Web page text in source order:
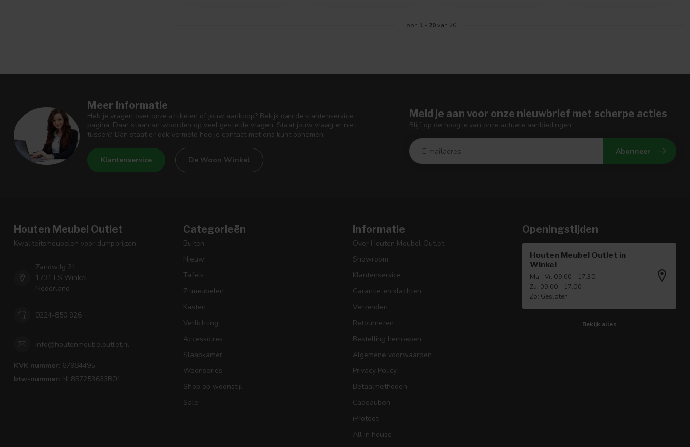
Toon 1 - 20van 20
Meer informatie
Heb je vragen over onze artikelen of jouw aankoop? Bekijk dan de klantenservice
pagina. Daar staan antwoorden op veel gestelde vragen. Staat jouw vraag er niet
tussen? Dan staat er ook vermeld hoe je contact met ons kunt opnemen.
Klantenservice De Woon Winkel
Meld je aan voor onze nieuwbrief met scherpe acties
Blijf op de hoogte van onze actuele aanbiedingen
Abonneer
Houten Meubel Outlet
Kwaliteitsmeubelen voor dumpprijzen
Zandwilg 21
1731 LS Winkel
Nederland
0224-850 926
info@houtenmeubeloutlet.nl
KVK nummer: 67984495
btw-nummer: NL857253633B01
Categorieën
Buiten
Nieuw!
Tafels
Zitmeubelen
Kasten
Verlichting
Accessoires
Slaapkamer
Woonseries
Shop op woonstijl
Sale
Informatie
Over Houten Meubel Outlet
Showroom
Klantenservice
Garantie en klachten
Verzenden
Retourneren
Bestelling herroepen
Algemene voorwaarden
Privacy Policy
Betaalmethoden
Cadeaubon
iProteqt
All in house
Openingstijden
Houten Meubel Outlet in
Winkel
Ma - Vr: 09:00 - 17:30
Za: 09:00 - 17:00
Zo: Gesloten
Bekijk alles